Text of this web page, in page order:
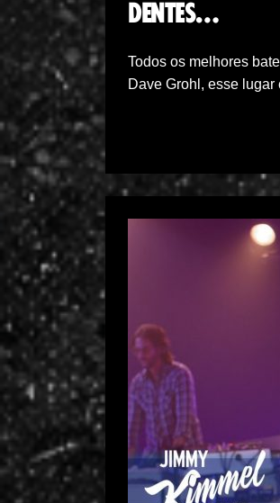
DENTES…
Todos os melhores
Dave Grohl, esse